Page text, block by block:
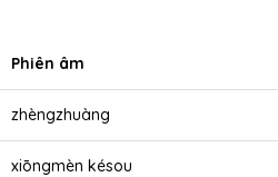
Phiên âm
zhèngzhuàng
xiōngmèn késou